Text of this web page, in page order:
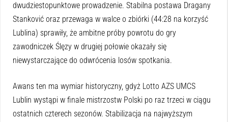
dwudziestopunktowe prowadzenie. Stabilna postawa Dragany
Stanković oraz przewaga w walce o zbiórki (44:28 na korzyść
Lublina) sprawiły, że ambitne próby powrotu do gry
zawodniczek Ślęzy w drugiej połowie okazały się
niewystarczające do odwrócenia losów spotkania.
Awans ten ma wymiar historyczny, gdyż Lotto AZS UMCS
Lublin wystąpi w finale mistrzostw Polski po raz trzeci w ciągu
ostatnich czterech sezonów. Stabilizacja na najwyższym